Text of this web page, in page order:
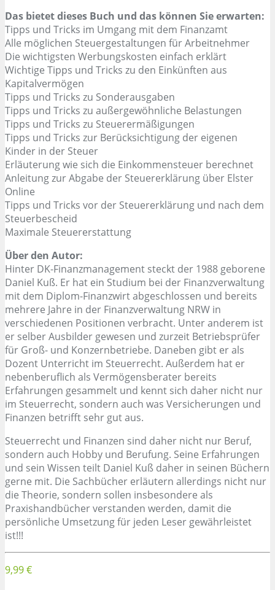
Das bietet dieses Buch und das können Sie erwarten:
Tipps und Tricks im Umgang mit dem Finanzamt
Alle möglichen Steuergestaltungen für Arbeitnehmer
Die wichtigsten Werbungskosten einfach erklärt
Wichtige Tipps und Tricks zu den Einkünften aus
Kapitalvermögen
Tipps und Tricks zu Sonderausgaben
Tipps und Tricks zu außergewöhnliche Belastungen
Tipps und Tricks zu Steuerermäßigungen
Tipps und Tricks zur Berücksichtigung der eigenen
Kinder in der Steuer
Erläuterung wie sich die Einkommensteuer berechnet
Anleitung zur Abgabe der Steuererklärung über Elster
Online
Tipps und Tricks vor der Steuererklärung und nach dem
Steuerbescheid
Maximale Steuererstattung
Über den Autor:
Hinter DK-Finanzmanagement steckt der 1988 geborene
Daniel Kuß. Er hat ein Studium bei der Finanzverwaltung
mit dem Diplom-Finanzwirt abgeschlossen und bereits
mehrere Jahre in der Finanzverwaltung NRW in
verschiedenen Positionen verbracht. Unter anderem ist
er selber Ausbilder gewesen und zurzeit Betriebsprüfer
für Groß- und Konzernbetriebe. Daneben gibt er als
Dozent Unterricht im Steuerrecht. Außerdem hat er
nebenberuflich als Vermögensberater bereits
Erfahrungen gesammelt und kennt sich daher nicht nur
im Steuerrecht, sondern auch was Versicherungen und
Finanzen betrifft sehr gut aus.
Steuerrecht und Finanzen sind daher nicht nur Beruf,
sondern auch Hobby und Berufung. Seine Erfahrungen
und sein Wissen teilt Daniel Kuß daher in seinen Büchern
gerne mit. Die Sachbücher erläutern allerdings nicht nur
die Theorie, sondern sollen insbesondere als
Praxishandbücher verstanden werden, damit die
persönliche Umsetzung für jeden Leser gewährleistet
ist!!!
9,99 €